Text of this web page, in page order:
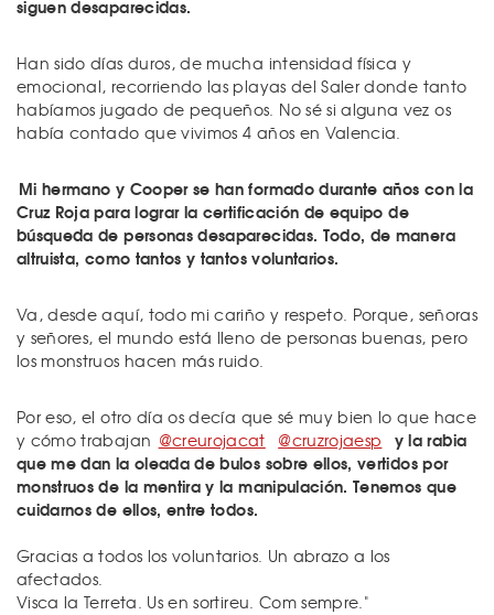
siguen desaparecidas.
Han sido días duros, de mucha intensidad física y
emocional, recorriendo las playas del Saler donde tanto
habíamos jugado de pequeños. No sé si alguna vez os
había contado que vivimos 4 años en Valencia.
Mi hermano y Cooper se han formado durante años con la
Cruz Roja para lograr la certificación de equipo de
búsqueda de personas desaparecidas. Todo, de manera
altruista, como tantos y tantos voluntarios.
Va, desde aquí, todo mi cariño y respeto. Porque, señoras
y señores, el mundo está lleno de personas buenas, pero
los monstruos hacen más ruido.
Por eso, el otro día os decía que sé muy bien lo que hace
y cómo trabajan @creurojacat @cruzrojaesp
y la rabia
que me dan la oleada de bulos sobre ellos, vertidos por
monstruos de la mentira y la manipulación. Tenemos que
cuidarnos de ellos, entre todos.
Gracias a todos los voluntarios. Un abrazo a los
afectados.
Visca la Terreta. Us en sortireu. Com sempre."